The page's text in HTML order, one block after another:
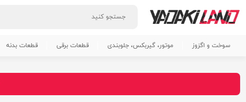
سوخت و اگزوز موتور، گیربکس، جلوبندی قطعات برقی قطعات بدنه